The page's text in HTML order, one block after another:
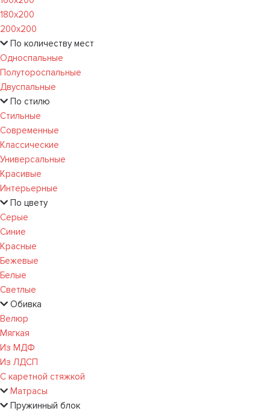
180х200
200х200
По количеству мест
Односпальные
Полутороспальные
Двуспальные
По стилю
Стильные
Современные
Классические
Универсальные
Красивые
Интерьерные
По цвету
Серые
Синие
Красные
Бежевые
Белые
Светлые
Обивка
Велюр
Мягкая
Из МДФ
Из ЛДСП
С каретной стяжкой
Матрасы
Пружинный блок